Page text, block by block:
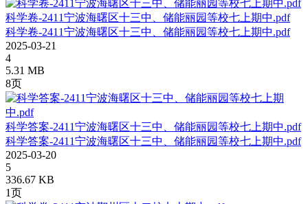
科学卷-2411宁波海曙区十三中、储能丽园等校七上期中.pdf
科学卷-2411宁波海曙区十三中、储能丽园等校七上期中.pdf
2025-03-21
4
5.31 MB
8页
科学答案-2411宁波海曙区十三中、储能丽园等校七上期中.pdf
科学答案-2411宁波海曙区十三中、储能丽园等校七上期中.pdf
2025-03-20
5
336.67 KB
1页